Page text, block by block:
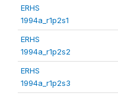
ERHS
1994a_r1p2s1
ERHS
1994a_r1p2s2
ERHS
1994a_r1p2s3